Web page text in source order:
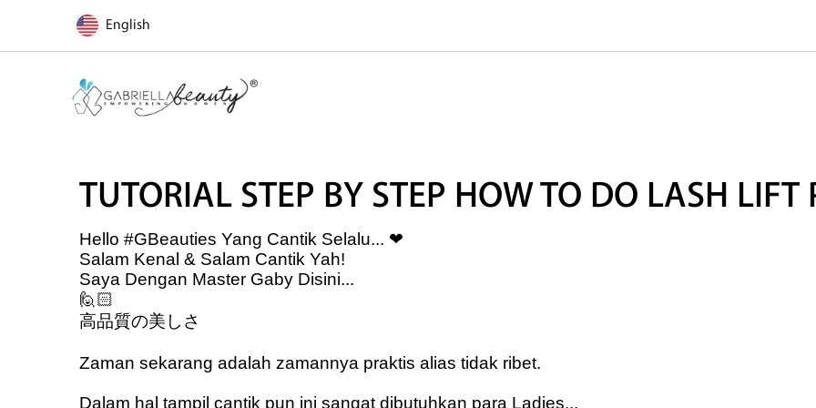
English
TUTORIAL STEP BY STEP HOW TO DO LASH LIFT
Hello #GBeauties Yang Cantik Selalu... ❤
Salam Kenal & Salam Cantik Yah!
Saya Dengan Master Gaby Disini...
🙋🏻
高品質の美しさ
Zaman sekarang adalah zamannya praktis alias tidak ribet.
Dalam hal tampil cantik pun ini sangat dibutuhkan para Ladies...